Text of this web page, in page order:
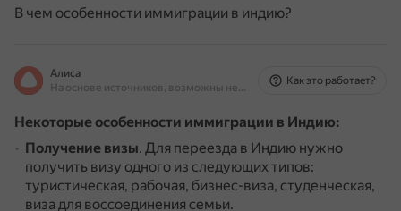
В чем особенности иммиграции в индию?
Алиса
На основе источников, возможны неточности
Как это работает?
Некоторые особенности иммиграции в Индию:
Получение визы. Для переезда в Индию нужно
получить визу одного из следующих типов:
туристическая, рабочая, бизнес-виза, студенческая,
виза для воссоединения семьи.